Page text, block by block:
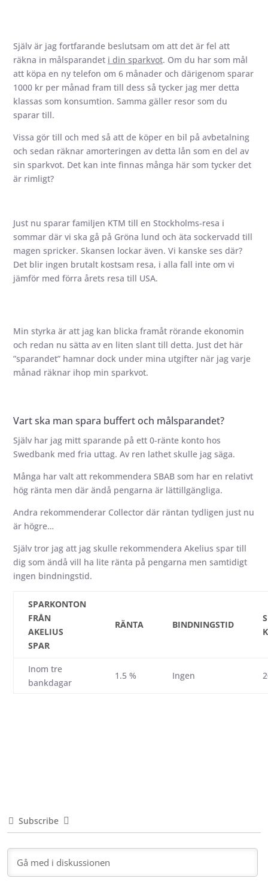
Själv är jag fortfarande beslutsam om att det är fel att
räkna in målsparandet i din sparkvot. Om du har som mål
att köpa en ny telefon om 6 månader och därigenom sparar
1000 kr per månad fram till dess så tycker jag mer detta
klassas som konsumtion. Samma gäller resor som du
sparar till.
Vissa gör till och med så att de köper en bil på avbetalning
och sedan räknar amorteringen av detta lån som en del av
sin sparkvot. Det kan inte finnas många här som tycker det
är rimligt?
Just nu sparar familjen KTM till en Stockholms-resa i
sommar där vi ska gå på Gröna lund och äta sockervadd till
magen spricker. Skansen lockar även. Vi kanske ses där?
Det blir ingen brutalt kostsam resa, i alla fall inte om vi
jämför med förra årets resa till USA.
Min styrka är att jag kan blicka framåt rörande ekonomin
och redan nu sätta av en liten slant till detta. Just det här
”sparandet” hamnar dock under mina utgifter när jag varje
månad räknar ihop min sparkvot.
Vart ska man spara buffert och målsparandet?
Själv har jag mitt sparande på ett 0-ränte konto hos
Swedbank med fria uttag. Av ren lathet skulle jag säga.
Många har valt att rekommendera SBAB som har en relativt
hög ränta men där ändå pengarna är lättillgängliga.
Andra rekommenderar Collector där räntan tydligen just nu
är högre…
Själv tror jag att jag skulle rekommendera Akelius spar till
dig som ändå vill ha lite ränta på pengarna men samtidigt
ingen bindningstid.
SPARKONTON
FRÅN
AKELIUS
SPAR
RÄNTA BINDNINGSTID
Inom tre
bankdagar
1.5 % Ingen
Subscribe